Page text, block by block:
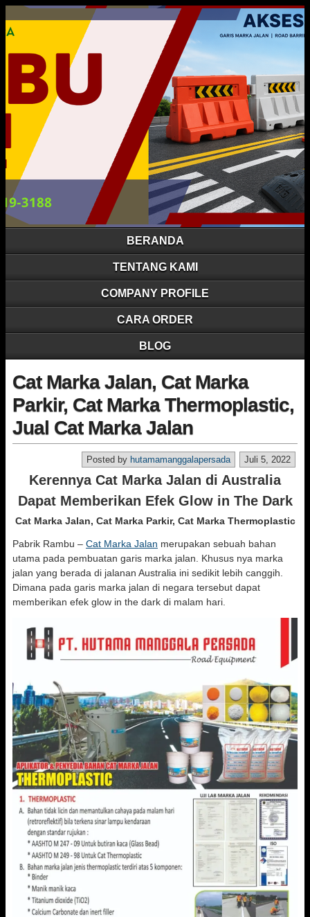
BERANDA
TENTANG KAMI
COMPANY PROFILE
CARA ORDER
BLOG
Cat Marka Jalan, Cat Marka
Parkir, Cat Marka Thermoplastic,
Jual Cat Marka Jalan
Juli 5, 2022
Posted by hutamamanggalapersada
Kerennya Cat Marka Jalan di Australia
Dapat Memberikan Efek Glow in The Dark
Cat Marka Jalan, Cat Marka Parkir, Cat Marka Thermoplastic
Pabrik Rambu – Cat Marka Jalan merupakan sebuah bahan
utama pada pembuatan garis marka jalan. Khusus nya marka
jalan yang berada di jalanan Australia ini sedikit lebih canggih.
Dimana pada garis marka jalan di negara tersebut dapat
memberikan efek glow in the dark di malam hari.